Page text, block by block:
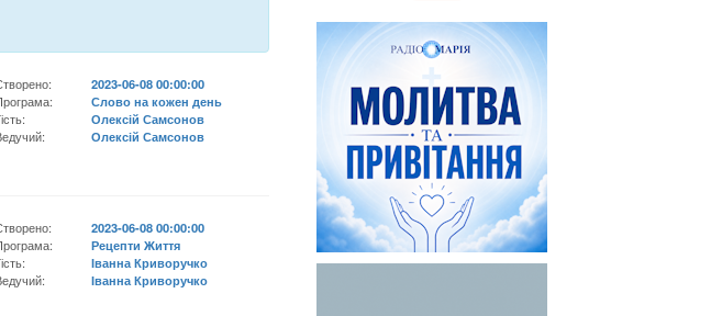
2023-06-08 00:00:00
Слово на кожен день
Олексій Самсонов
Олексій Самсонов
2023-06-08 00:00:00
Рецепти Життя
Іванна Криворучко
Іванна Криворучко